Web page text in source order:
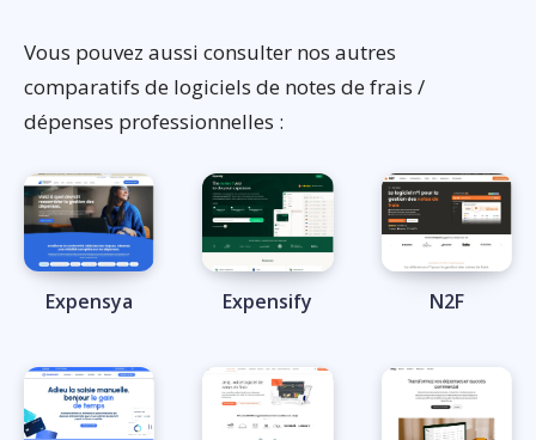
Vous pouvez aussi consulter nos autres
comparatifs de logiciels de notes de frais /
dépenses professionnelles :
Expensya Expensify N2F